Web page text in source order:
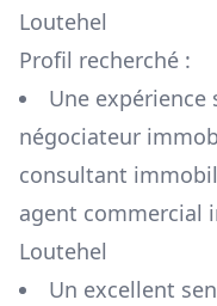
Loutehel
Profil recherché :
Une
négociateur
consultant
agent commercial
Loutehel
Un excellent